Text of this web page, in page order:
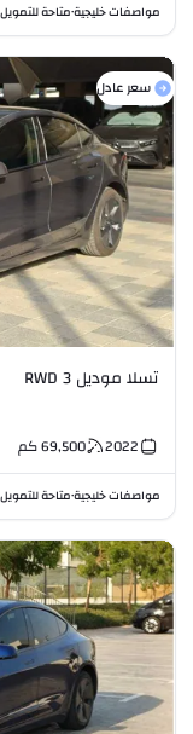
مواصفات خليجية•متاحة للتمويل
سعر عادل
تسلا موديل 3 RWD
2022
69,500كم
مواصفات خليجية•متاحة للتمويل